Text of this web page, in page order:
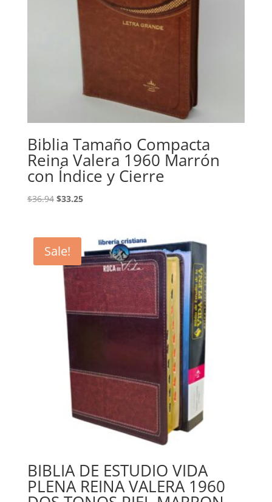
Biblia Tamaño Compacta
Reina Valera 1960 Marrón
con Índice y Cierre
$36.94 Original
$36.94.
$33.25Current
$33.25.
Sale!
BIBLIA DE ESTUDIO VIDA
PLENA REINA VALERA 1960